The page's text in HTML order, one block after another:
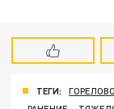
ТЕГИ: ГОРЕЛОВО